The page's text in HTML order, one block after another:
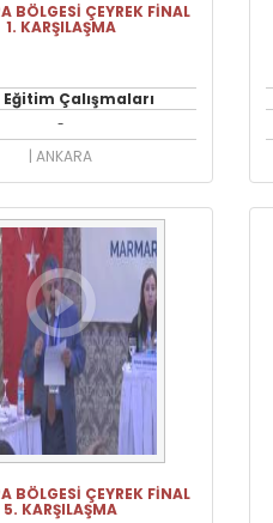
BÖLGESİ ÇEYREK FİNAL
1. KARŞILAŞMA
Çalışmaları
-
| ANKARA
BÖLGESİ ÇEYREK FİNAL
5. KARŞILAŞMA